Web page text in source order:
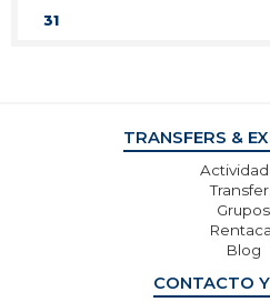
31
TRANSFERS &
Grupos
Blog
CONTACTO